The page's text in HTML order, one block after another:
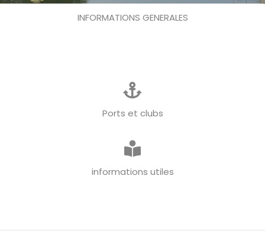
INFORMATIONS GENERALES
Ports et clubs
informations utiles